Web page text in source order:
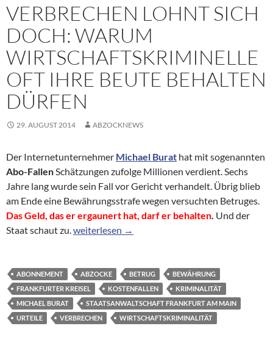
VERBRECHEN LOHNT SICH
DOCH: WARUM
WIRTSCHAFTSKRIMINELLE
OFT IHRE BEUTE BEHALTEN
DÜRFEN
29. AUGUST 2014 ABZOCKNEWS
Der Internetunternehmer Michael Burat hat mit sogenannten
Abo-FallenSchätzungen zufolge Millionen verdient. Sechs
Jahre lang wurde sein Fall vor Gericht verhandelt. Übrig blieb
am Ende eine Bewährungsstrafe wegen versuchten Betruges.
Das Geld, das er ergaunert hat, darf er behalten. Und der
Staat schaut zu.Verbrechen lohnt sich doch: Warum
weiterlesen →
ABONNEMENT ABZOCKE BETRUG
BEWÄHRUNG
FRANKFURTER KREISEL
KOSTENFALLEN
KRIMINALITÄT
MICHAEL BURAT
STAATSANWALTSCHAFT FRANKFURT AM MAIN
URTEILE
VERBRECHEN WIRTSCHAFTSKRIMINALITÄT